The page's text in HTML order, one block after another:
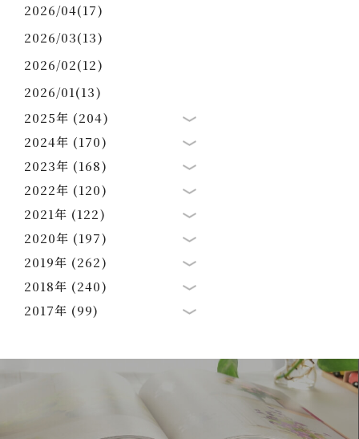
2026/04(17)
2026/03(13)
2026/02(12)
2026/01(13)
2025年 (204)
2024年 (170)
2023年 (168)
2022年 (120)
2021年 (122)
2020年 (197)
2019年 (262)
2018年 (240)
2017年 (99)